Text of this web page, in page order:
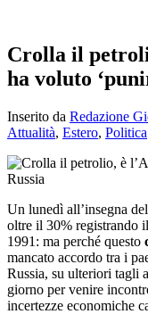
Crolla il
ha voluto
Inserito da Redazione
Attualità, Estero, Politica
Un lunedì all’insegna
oltre il 30% registrando
1991: ma perché questo
mancato accordo tra i
Russia, su ulteriori tagli
giorno per venire
incertezze economiche